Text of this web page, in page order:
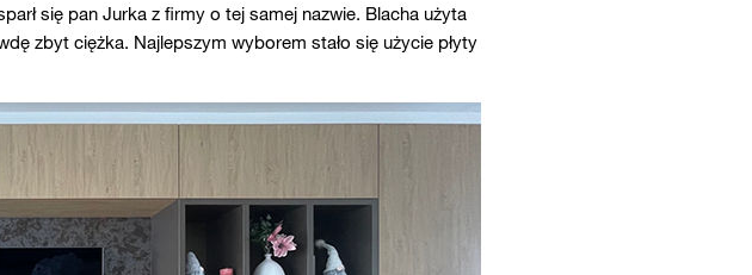
się pan Jurka z firmy o tej samej nazwie. Blacha użyta
zbyt ciężka. Najlepszym wyborem stało się użycie płyty